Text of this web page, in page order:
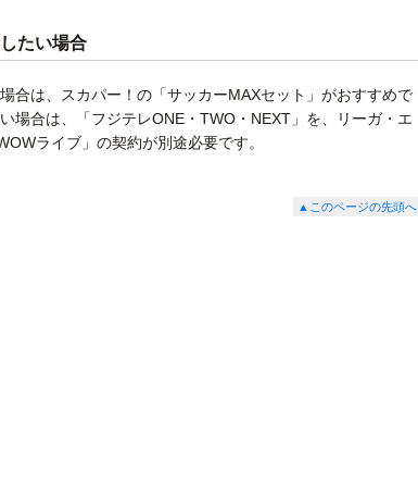
たい場合
合は、スカパー！の「サッカーMAXセット」がおすすめで
場合は、「フジテレONE・TWO・NEXT」を、リーガ・エ
ライブ」の契約が別途必要です。
▲このページの先頭へ